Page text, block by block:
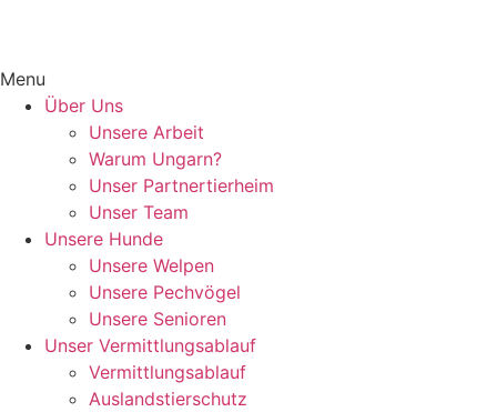
Menu
Über Uns
Unsere Arbeit
Warum Ungarn?
Unser Partnertierheim
Unser Team
Unsere Hunde
Unsere Welpen
Unsere Pechvögel
Unsere Senioren
Unser Vermittlungsablauf
Vermittlungsablauf
Auslandstierschutz